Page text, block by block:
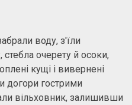
воду, з'їли
очерету й осоки,
кущі і вивернені
догори гострими
вільховник, залишивши